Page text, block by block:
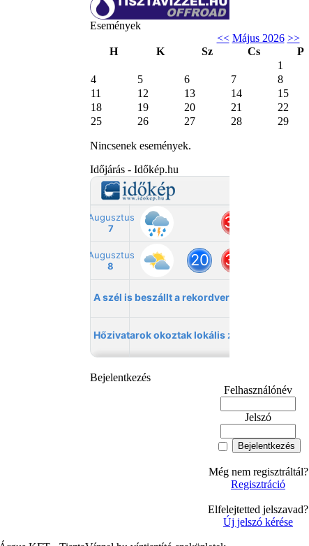
Események
<< Május 2026 >>
H
K Sz Cs P
1
4
5 6 7 8
11
12 13 14 15
18
19 20 21 22
25
26 27 28 29
Nincsenek események.
Időjárás - Időkép.hu
Bejelentkezés
Felhasználónév
Jelszó
Még nem regisztráltál?
Regisztráció
Elfelejtetted jelszavad?
Új jelszó kérése